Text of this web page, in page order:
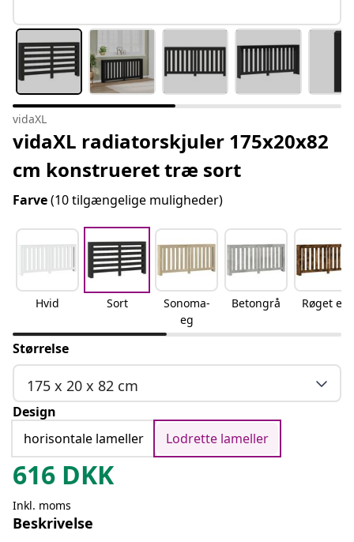
vidaXL
vidaXL radiatorskjuler 175x20x82
cm konstrueret træ sort
Farve(10 tilgængelige muligheder)
Hvid Sort
Sonoma-
eg
Betongrå Røget eg
Størrelse
175 x 20 x 82 cm
Design
horisontale lameller
Lodrette lameller
616 DKK
Inkl. moms
Beskrivelse